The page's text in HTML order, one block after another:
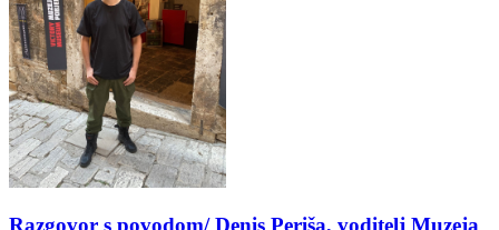
Razgovor s povodom/ Denis Periša, voditelj Muzeja